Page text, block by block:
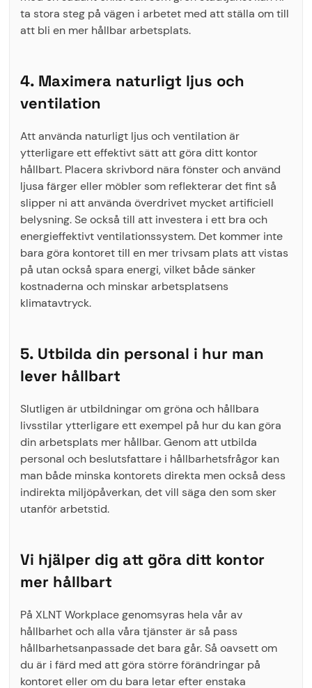
ta stora steg på vägen i arbetet med att ställa om till
att bli en mer hållbar arbetsplats.
4. Maximera naturligt ljus och
ventilation
Att använda naturligt ljus och ventilation är
ytterligare ett effektivt sätt att göra ditt kontor
hållbart. Placera skrivbord nära fönster och använd
ljusa färger eller möbler som reflekterar det fint så
slipper ni att använda överdrivet mycket artificiell
belysning. Se också till att investera i ett bra och
energieffektivt ventilationssystem. Det kommer inte
bara göra kontoret till en mer trivsam plats att vistas
på utan också spara energi, vilket både sänker
kostnaderna och minskar arbetsplatsens
klimatavtryck.
5. Utbilda din personal i hur man
lever hållbart
Slutligen är utbildningar om gröna och hållbara
livsstilar ytterligare ett exempel på hur du kan göra
din arbetsplats mer hållbar. Genom att utbilda
personal och beslutsfattare i hållbarhetsfrågor kan
man både minska kontorets direkta men också dess
indirekta miljöpåverkan, det vill säga den som sker
utanför arbetstid.
Vi hjälper dig att göra ditt kontor
mer hållbart
På XLNT Workplace genomsyras hela vår av
hållbarhet och alla våra tjänster är så pass
hållbarhetsanpassade det bara går. Så oavsett om
du är i färd med att göra större förändringar på
kontoret eller om du bara letar efter enstaka